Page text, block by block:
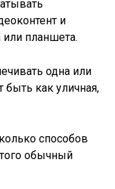
и
или планшета.
одна или
как уличная,
способов
обычный